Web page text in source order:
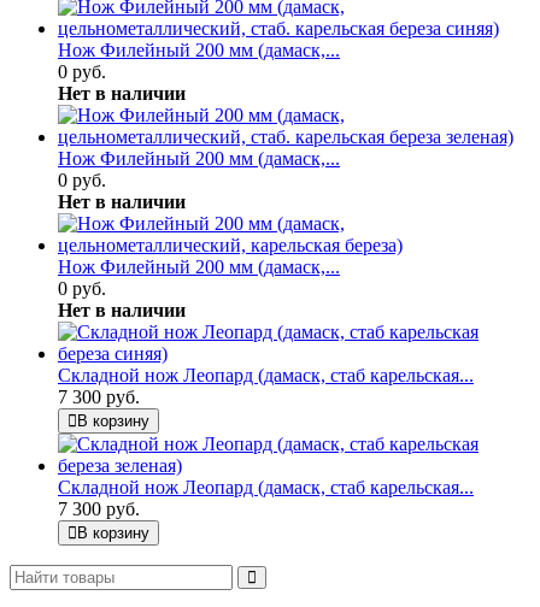
Нож Филейный 200 мм (дамаск,...
0 руб.
Нет в наличии
Нож Филейный 200 мм (дамаск,...
0 руб.
Нет в наличии
Нож Филейный 200 мм (дамаск,...
0 руб.
Нет в наличии
Складной нож Леопард (дамаск, стаб карельская...
7 300 руб.
В корзину
Складной нож Леопард (дамаск, стаб карельская...
7 300 руб.
В корзину